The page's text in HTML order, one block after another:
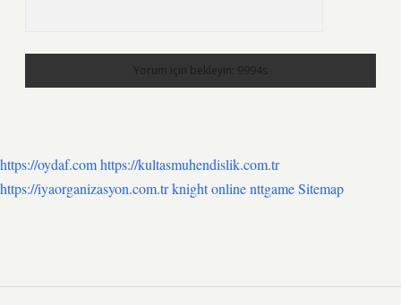
https://oydaf.comhttps://kultasmuhendislik.com.tr
https://iyaorganizasyon.com.trknight onlinenttgameSitemap